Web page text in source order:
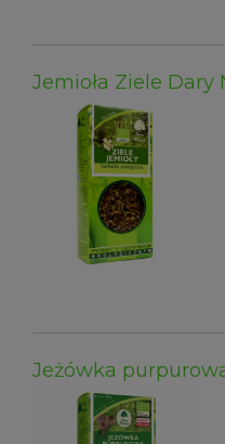
Jemioła Ziele Dary
Jeżówka